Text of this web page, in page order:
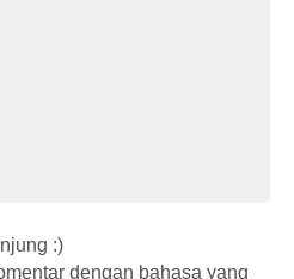
:)
dengan bahasa yang